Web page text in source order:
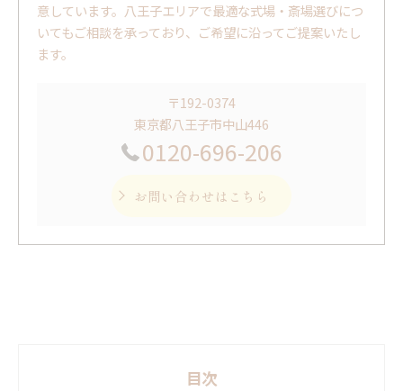
意しています。八王子エリアで最適な式場・斎場選びにつ
いてもご相談を承っており、ご希望に沿ってご提案いたし
ます。
〒192-0374
東京都八王子市中山446
0120-696-206
お問い合わせはこちら
目次